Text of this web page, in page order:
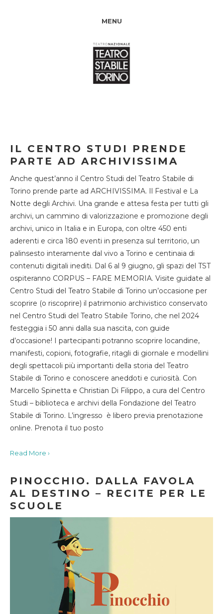
MENU
IL CENTRO STUDI PRENDE
PARTE AD ARCHIVISSIMA
Anche quest’anno il Centro Studi del Teatro Stabile di
Torino prende parte ad ARCHIVISSIMA. Il Festival e La
Notte degli Archivi. Una grande e attesa festa per tutti gli
archivi, un cammino di valorizzazione e promozione degli
archivi, unico in Italia e in Europa, con oltre 450 enti
aderenti e circa 180 eventi in presenza sul territorio, un
palinsesto interamente dal vivo a Torino e centinaia di
contenuti digitali inediti. Dal 6 al 9 giugno, gli spazi del TST
ospiteranno CORPUS – FARE MEMORIA. Visite guidate al
Centro Studi del Teatro Stabile di Torino un’occasione per
scoprire (o riscoprire) il patrimonio archivistico conservato
nel Centro Studi del Teatro Stabile Torino, che nel 2024
festeggia i 50 anni dalla sua nascita, con guide
d’occasione! I partecipanti potranno scoprire locandine,
manifesti, copioni, fotografie, ritagli di giornale e modellini
degli spettacoli più importanti della storia del Teatro
Stabile di Torino e conoscere aneddoti e curiosità. Con
Marcello Spinetta e Christian Di Filippo, a cura del Centro
Studi – biblioteca e archivi della Fondazione del Teatro
Stabile di Torino. L’ingresso è libero previa prenotazione
online. Prenota il tuo posto
Read More ›
PINOCCHIO. DALLA FAVOLA
AL DESTINO – RECITE PER LE
SCUOLE